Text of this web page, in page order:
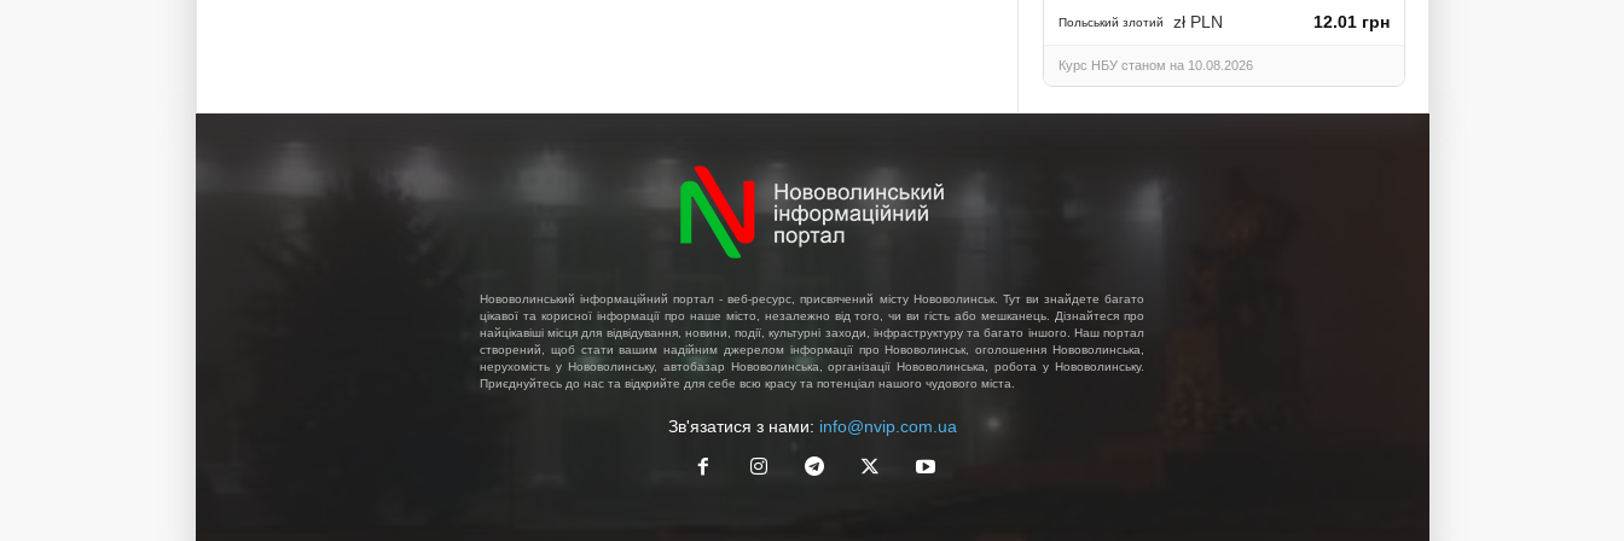
Польський злотий zł PLN 12.01 грн
Курс НБУ станом на 10.08.2026
Нововолинський інформаційний портал - веб-ресурс, присвячений місту Нововолинськ. Тут ви знайдете багато
цікавої та корисної інформації про наше місто, незалежно від того, чи ви гість або мешканець. Дізнайтеся про
найцікавіші місця для відвідування, новини, події, культурні заходи, інфраструктуру та багато іншого. Наш портал
створений, щоб стати вашим надійним джерелом інформації про Нововолинськ, оголошення Нововолинська,
нерухомість у Нововолинську, автобазар Нововолинська, організації Нововолинська, робота у Нововолинську.
Приєднуйтесь до нас та відкрийте для себе всю красу та потенціал нашого чудового міста.
Зв'язатися з нами: info@nvip.com.ua